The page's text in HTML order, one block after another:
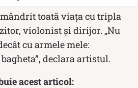
mândrit toată viața cu tripla
violonist și dirijor. „Nu
cu armele mele:
declara artistul.
acest articol: